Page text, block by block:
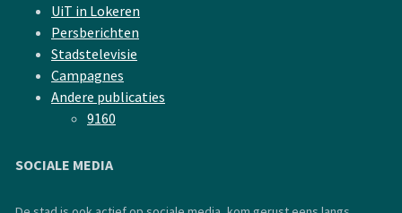
UiT in Lokeren
Persberichten
Stadstelevisie
Campagnes
Andere publicaties
9160
SOCIALE MEDIA